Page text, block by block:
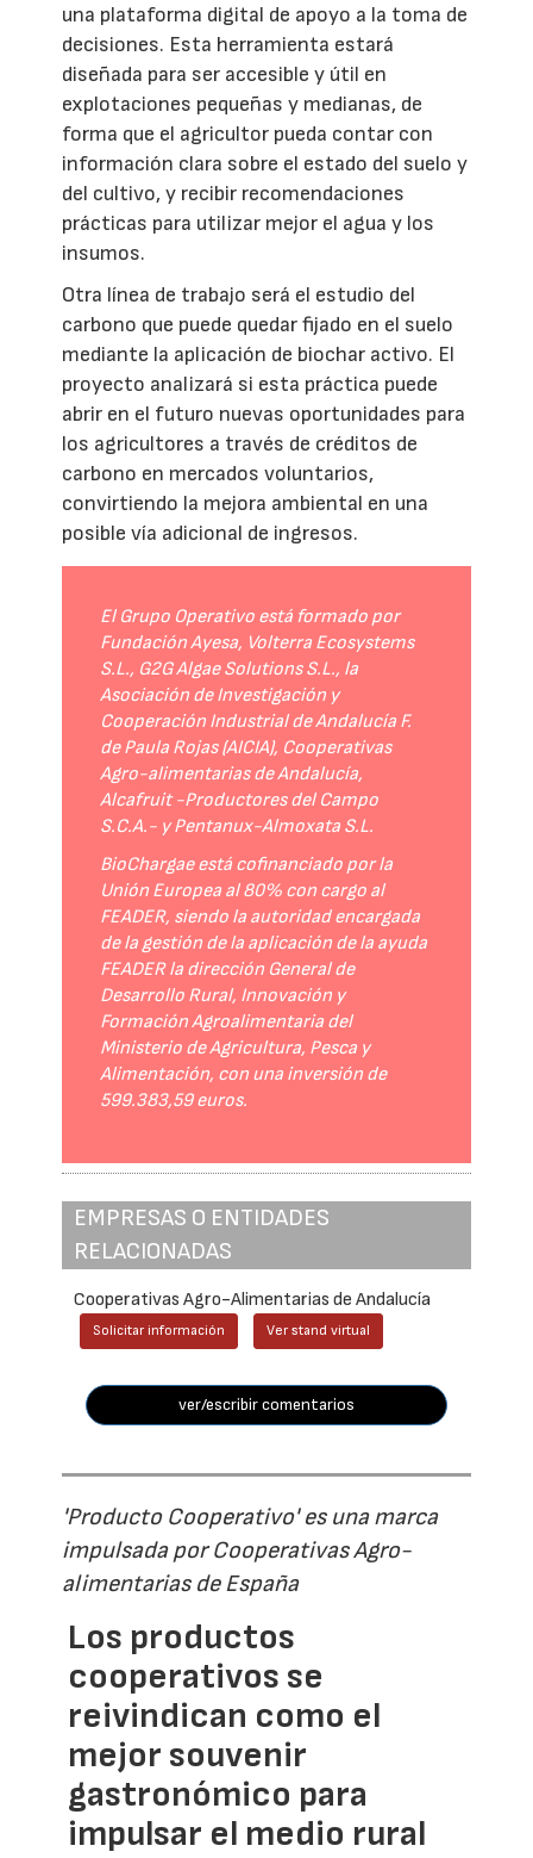
una plataforma digital de apoyo a la toma de
decisiones. Esta herramienta estará
diseñada para ser accesible y útil en
explotaciones pequeñas y medianas, de
forma que el agricultor pueda contar con
información clara sobre el estado del suelo y
del cultivo, y recibir recomendaciones
prácticas para utilizar mejor el agua y los
insumos.
Otra línea de trabajo será el estudio del
carbono que puede quedar fijado en el suelo
mediante la aplicación de biochar activo. El
proyecto analizará si esta práctica puede
abrir en el futuro nuevas oportunidades para
los agricultores a través de créditos de
carbono en mercados voluntarios,
convirtiendo la mejora ambiental en una
posible vía adicional de ingresos.
El Grupo Operativo está formado por
Fundación Ayesa, Volterra Ecosystems
S.L., G2G Algae Solutions S.L., la
Asociación de Investigación y
Cooperación Industrial de Andalucía F.
de Paula Rojas (AICIA), Cooperativas
Agro-alimentarias de Andalucía,
Alcafruit -Productores del Campo
S.C.A.- y Pentanux-Almoxata S.L.
BioChargae está cofinanciado por la
Unión Europea al 80% con cargo al
FEADER, siendo la autoridad encargada
de la gestión de la aplicación de la ayuda
FEADER la dirección General de
Desarrollo Rural, Innovación y
Formación Agroalimentaria del
Ministerio de Agricultura, Pesca y
Alimentación, con una inversión de
599.383,59 euros.
EMPRESAS O ENTIDADES
RELACIONADAS
Cooperativas Agro-Alimentarias de Andalucía
Solicitar información Ver stand virtual
ver/escribir comentarios
'Producto Cooperativo' es una marca
impulsada por Cooperativas Agro-
alimentarias de España
Los productos
cooperativos se
reivindican como el
mejor souvenir
gastronómico para
impulsar el medio rural